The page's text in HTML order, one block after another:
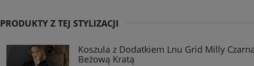
PRODUKTY Z TEJ STYLIZACJI
Koszula z Dodatkiem Lnu Grid Milly
Beżową Kratą